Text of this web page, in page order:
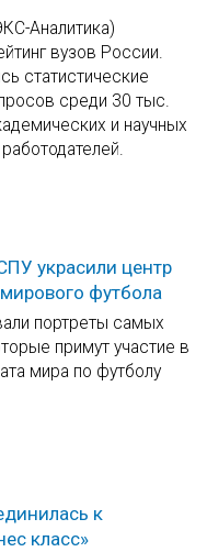
Аналитика)
вузов России.
статистические
среди 30 тыс.
и научных
украсили центр
футбола
портреты самых
примут участие в
мира по футболу
к
класс»